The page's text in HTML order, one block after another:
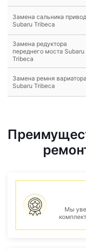
Замена сальника
Subaru Tribeca
Замена редуктора
переднего моста Subaru
Tribeca
Замена ремня вариатора
Subaru Tribeca
Мы